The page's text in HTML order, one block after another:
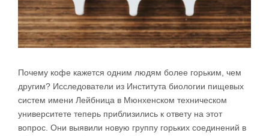
Почему кофе кажется одним людям более горьким, чем
другим? Исследователи из Института биологии пищевых
систем имени Лейбница в Мюнхенском техническом
университете теперь приблизились к ответу на этот
вопрос. Они выявили новую группу горьких соединений в